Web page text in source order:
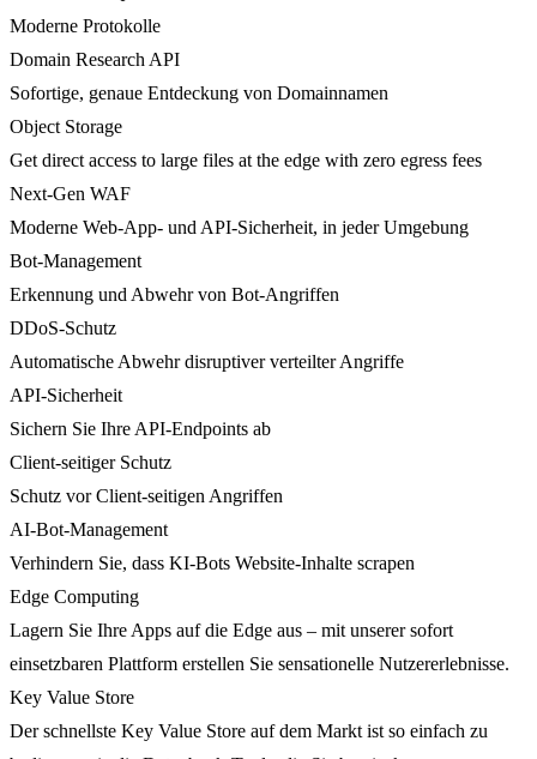
Moderne Protokolle
Domain Research API
Sofortige, genaue Entdeckung von Domainnamen
Object Storage
Get direct access to large files at the edge with zero egress fees
Next-Gen WAF
Moderne Web-App- und API-Sicherheit, in jeder Umgebung
Bot-Management
Erkennung und Abwehr von Bot-Angriffen
DDoS-Schutz
Automatische Abwehr disruptiver verteilter Angriffe
API-Sicherheit
Sichern Sie Ihre API-Endpoints ab
Client-seitiger Schutz
Schutz vor Client-seitigen Angriffen
AI-Bot-Management
Verhindern Sie, dass KI-Bots Website-Inhalte scrapen
Edge Computing
Lagern Sie Ihre Apps auf die Edge aus – mit unserer sofort
einsetzbaren Plattform erstellen Sie sensationelle Nutzererlebnisse.
Key Value Store
Der schnellste Key Value Store auf dem Markt ist so einfach zu